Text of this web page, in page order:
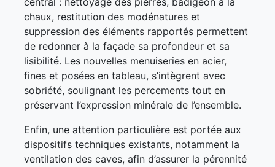
chaux, restitution des modénatures et
suppression des éléments rapportés permettent
de redonner à la façade sa profondeur et sa
lisibilité. Les nouvelles menuiseries en acier,
fines et posées en tableau, s’intègrent avec
sobriété, soulignant les percements tout en
préservant l’expression minérale de l’ensemble.
Enfin, une attention particulière est portée aux
dispositifs techniques existants, notamment la
ventilation des caves, afin d’assurer la pérennité